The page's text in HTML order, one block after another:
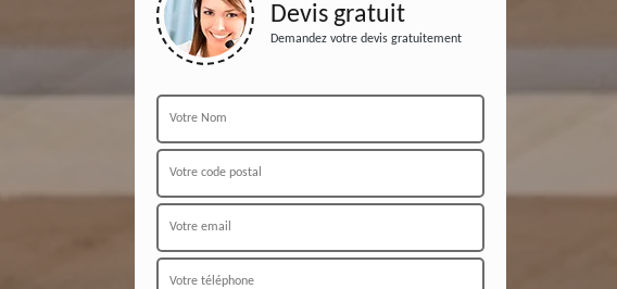
Devis gratuit
Demandez votre devis gratuitement